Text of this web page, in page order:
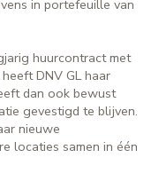
in portefeuille van
huurcontract met
DNV GL haar
dan ook bewust
gevestigd te blijven.
nieuwe
locaties samen in één